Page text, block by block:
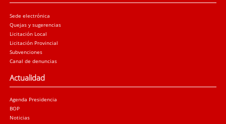
Sede electrónica
Quejas y sugerencias
Licitación Local
Licitación Provincial
Subvenciones
Canal de denuncias
Actualidad
Agenda Presidencia
BOP
Noticias